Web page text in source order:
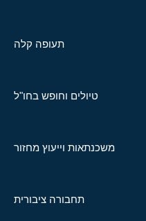
תעופה קלה
טיולים וחופש בחו"ל
משכנתאות וייעוץ מחזור
תחבורה ציבורית